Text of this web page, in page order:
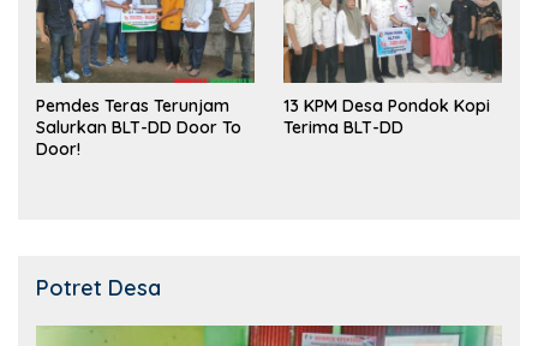
Pemdes Teras Terunjam
Salurkan BLT-DD Door To
Door!
13 KPM Desa Pondok Kopi
Terima BLT-DD
Potret Desa